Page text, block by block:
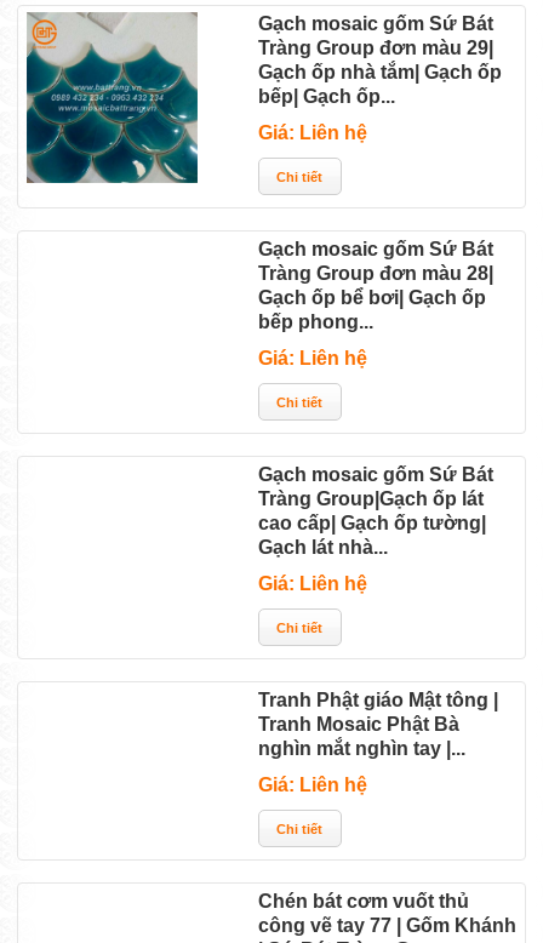
Gạch mosaic gốm Sứ Bát
Tràng Group đơn màu 29|
Gạch ốp nhà tắm| Gạch ốp
bếp| Gạch ốp...
Giá: Liên hệ
Gạch mosaic gốm Sứ Bát
Tràng Group đơn màu 28|
Gạch ốp bể bơi| Gạch ốp
bếp phong...
Giá: Liên hệ
Gạch mosaic gốm Sứ Bát
Tràng Group|Gạch ốp lát
cao cấp| Gạch ốp tường|
Gạch lát nhà...
Giá: Liên hệ
Tranh Phật giáo Mật tông |
Tranh Mosaic Phật Bà
nghìn mắt nghìn tay |...
Giá: Liên hệ
Chén bát cơm vuốt thủ
công vẽ tay 77 | Gốm Khánh